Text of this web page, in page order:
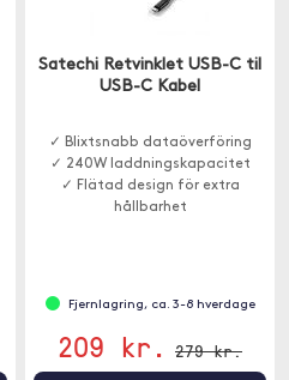
Satechi Retvinklet USB-C til
USB-C Kabel
✓ Blixtsnabb dataöverföring
✓ 240W laddningskapacitet
✓ Flätad design för extra
hållbarhet
Fjernlagring, ca. 3-8 hverdage
209 kr. 279 kr.